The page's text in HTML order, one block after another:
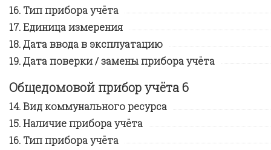
Тип прибора учёта
Единица измерения
Дата ввода в эксплуатацию
Дата поверки / замены прибора учёта
Общедомовой прибор учёта 6
Вид коммунального ресурса
Наличие прибора учёта
Тип прибора учёта